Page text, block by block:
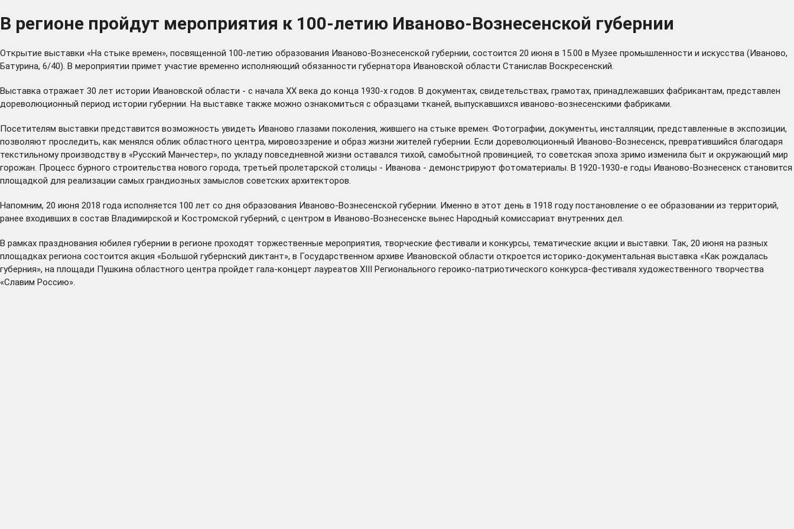
В регионе пройдут мероприятия к 100-летию Иваново-Вознесенской губернии
Открытие выставки «На стыке времен», посвященной 100-летию образования Иваново-Вознесенской губернии, состоится 20 июня в 15.00 в Музее промышленности и искусства (Иваново,
Батурина, 6/40). В мероприятии примет участие временно исполняющий обязанности губернатора Ивановской области Станислав Воскресенский.
Выставка отражает 30 лет истории Ивановской области - с начала XX века до конца 1930-х годов. В документах, свидетельствах, грамотах, принадлежавших фабрикантам, представлен
дореволюционный период истории губернии. На выставке также можно ознакомиться с образцами тканей, выпускавшихся иваново-вознесенскими фабриками.
Посетителям выставки представится возможность увидеть Иваново глазами поколения, жившего на стыке времен. Фотографии, документы, инсталляции, представленные в экспозиции,
позволяют проследить, как менялся облик областного центра, мировоззрение и образ жизни жителей губернии. Если дореволюционный Иваново-Вознесенск, превратившийся благодаря
текстильному производству в «Русский Манчестер», по укладу повседневной жизни оставался тихой, самобытной провинцией, то советская эпоха зримо изменила быт и окружающий мир
горожан. Процесс бурного строительства нового города, третьей пролетарской столицы - Иванова - демонстрируют фотоматериалы. В 1920-1930-е годы Иваново-Вознесенск становится
площадкой для реализации самых грандиозных замыслов советских архитекторов.
Напомним, 20 июня 2018 года исполняется 100 лет со дня образования Иваново-Вознесенской губернии. Именно в этот день в 1918 году постановление о ее образовании из территорий,
ранее входивших в состав Владимирской и Костромской губерний, с центром в Иваново-Вознесенске вынес Народный комиссариат внутренних дел.
В рамках празднования юбилея губернии в регионе проходят торжественные мероприятия, творческие фестивали и конкурсы, тематические акции и выставки. Так, 20 июня на разных
площадках региона состоится акция «Большой губернский диктант», в Государственном архиве Ивановской области откроется историко-документальная выставка «Как рождалась
губерния», на площади Пушкина областного центра пройдет гала-концерт лауреатов XIII Регионального героико-патриотического конкурса-фестиваля художественного творчества
«Славим Россию».